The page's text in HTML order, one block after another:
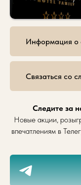
Информация о
Связаться со
Следите за
Новые акции,
впечатлениям в